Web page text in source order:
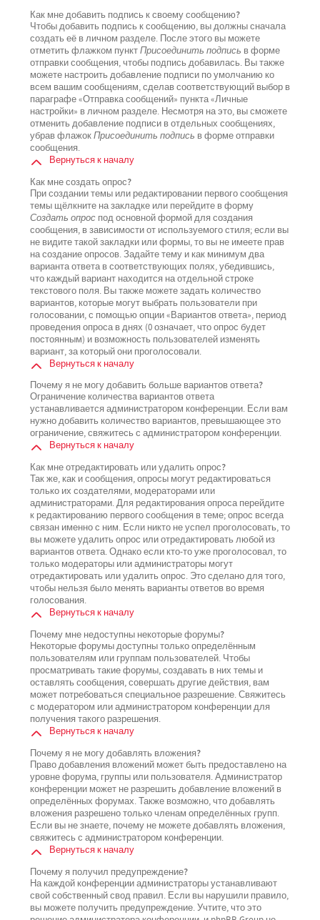
Как мне добавить подпись к своему сообщению?
Чтобы добавить подпись к сообщению, вы должны сначала
создать её в личном разделе. После этого вы можете
отметить флажком пунктПрисоединить подпись в форме
отправки сообщения, чтобы подпись добавилась. Вы также
можете настроить добавление подписи по умолчанию ко
всем вашим сообщениям, сделав соответствующий выбор в
параграфе «Отправка сообщений» пункта «Личные
настройки» в личном разделе. Несмотря на это, вы сможете
отменить добавление подписи в отдельных сообщениях,
убрав флажокПрисоединить подпись в форме отправки
сообщения.
Вернуться к началу
Как мне создать опрос?
При создании темы или редактировании первого сообщения
темы щёлкните на закладке или перейдите в форму
Создать опроспод основной формой для создания
сообщения, в зависимости от используемого стиля; если вы
не видите такой закладки или формы, то вы не имеете прав
на создание опросов. Задайте тему и как минимум два
варианта ответа в соответствующих полях, убедившись,
что каждый вариант находится на отдельной строке
текстового поля. Вы также можете задать количество
вариантов, которые могут выбрать пользователи при
голосовании, с помощью опции «Вариантов ответа», период
проведения опроса в днях (0 означает, что опрос будет
постоянным) и возможность пользователей изменять
вариант, за который они проголосовали.
Вернуться к началу
Почему я не могу добавить больше вариантов ответа?
Ограничение количества вариантов ответа
устанавливается администратором конференции. Если вам
нужно добавить количество вариантов, превышающее это
ограничение, свяжитесь с администратором конференции.
Вернуться к началу
Как мне отредактировать или удалить опрос?
Так же, как и сообщения, опросы могут редактироваться
только их создателями, модераторами или
администраторами. Для редактирования опроса перейдите
к редактированию первого сообщения в теме; опрос всегда
связан именно с ним. Если никто не успел проголосовать, то
вы можете удалить опрос или отредактировать любой из
вариантов ответа. Однако если кто-то уже проголосовал, то
только модераторы или администраторы могут
отредактировать или удалить опрос. Это сделано для того,
чтобы нельзя было менять варианты ответов во время
голосования.
Вернуться к началу
Почему мне недоступны некоторые форумы?
Некоторые форумы доступны только определённым
пользователям или группам пользователей. Чтобы
просматривать такие форумы, создавать в них темы и
оставлять сообщения, совершать другие действия, вам
может потребоваться специальное разрешение. Свяжитесь
с модератором или администратором конференции для
получения такого разрешения.
Вернуться к началу
Почему я не могу добавлять вложения?
Право добавления вложений может быть предоставлено на
уровне форума, группы или пользователя. Администратор
конференции может не разрешить добавление вложений в
определённых форумах. Также возможно, что добавлять
вложения разрешено только членам определённых групп.
Если вы не знаете, почему не можете добавлять вложения,
свяжитесь с администратором конференции.
Вернуться к началу
Почему я получил предупреждение?
На каждой конференции администраторы устанавливают
свой собственный свод правил. Если вы нарушили правило,
вы можете получить предупреждение. Учтите, что это